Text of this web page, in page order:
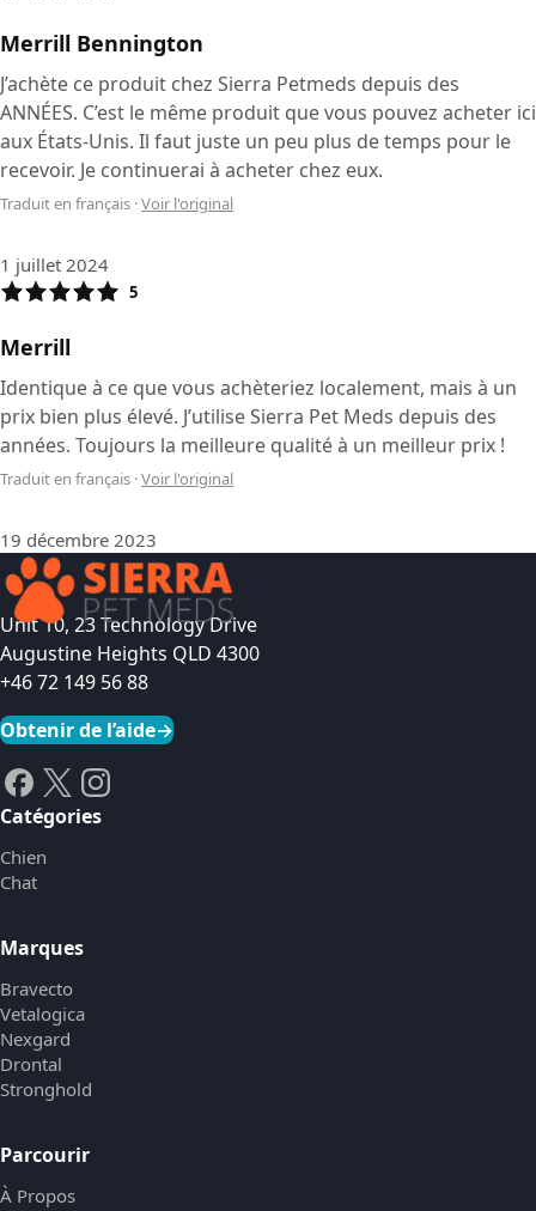
Merrill Bennington
J’achète ce produit chez Sierra Petmeds depuis des
ANNÉES. C’est le même produit que vous pouvez acheter ici
aux États-Unis. Il faut juste un peu plus de temps pour le
recevoir. Je continuerai à acheter chez eux.
Traduit en français ·Voir l'original
1 juillet 2024
5
Merrill
Identique à ce que vous achèteriez localement, mais à un
prix bien plus élevé. J’utilise Sierra Pet Meds depuis des
années. Toujours la meilleure qualité à un meilleur prix !
Traduit en français ·Voir l'original
19 décembre 2023
Unit 10, 23 Technology Drive
Augustine Heights QLD 4300
+46 72 149 56 88
Obtenir de l’aide→
Catégories
Chien
Chat
Marques
Bravecto
Vetalogica
Nexgard
Drontal
Stronghold
Parcourir
À Propos